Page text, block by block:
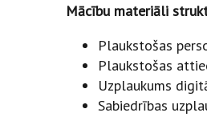
Mācību materiāli
Plaukstošas
Plaukstošas
Uzplaukums
Sabiedrības